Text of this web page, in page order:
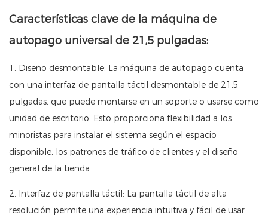
Características clave de la máquina de
autopago universal de 21,5 pulgadas:
1. Diseño desmontable: La máquina de autopago cuenta
con una interfaz de pantalla táctil desmontable de 21,5
pulgadas, que puede montarse en un soporte o usarse como
unidad de escritorio. Esto proporciona flexibilidad a los
minoristas para instalar el sistema según el espacio
disponible, los patrones de tráfico de clientes y el diseño
general de la tienda.
2. Interfaz de pantalla táctil: La pantalla táctil de alta
resolución permite una experiencia intuitiva y fácil de usar.